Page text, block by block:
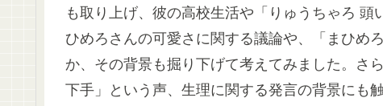
も取り上げ、彼の高校生活や「りゅうちゃろ
ひめろさんの可愛さに関する議論や、「まひめ
か、その背景も掘り下げて考えてみました。さ
下手」という声、生理に関する発言の背景にも